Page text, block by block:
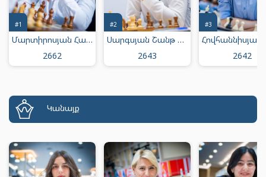
Մարտիրոսյան Հայկ Միքայելի
2662
#1
Սարգսյան Շանթ Մուրադի
2643
#2
2642
#3
Կանայք